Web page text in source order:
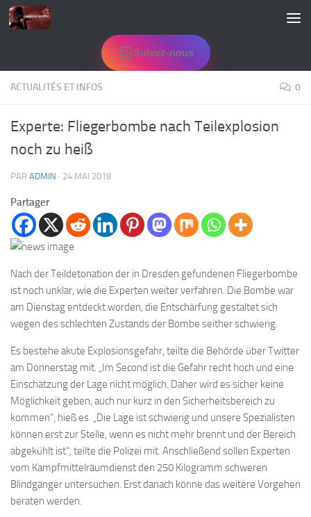
Skip to content
Suivez-nous
ACTUALITÉS ET INFOS 0
Experte: Fliegerbombe nach Teilexplosion
noch zu heiß
PAR ADMIN · 24 MAI 2018
Partager
Nach der Teildetonation der in Dresden gefundenen Fliegerbombe
ist noch unklar, wie die Experten weiter verfahren. Die Bombe war
am Dienstag entdeckt worden, die Entschärfung gestaltet sich
wegen des schlechten Zustands der Bombe seither schwierig.
Es bestehe akute Explosionsgefahr, teilte die Behörde über Twitter
am Donnerstag mit. „Im Second ist die Gefahr recht hoch und eine
Einschätzung der Lage nicht möglich. Daher wird es sicher keine
Möglichkeit geben, auch nur kurz in den Sicherheitsbereich zu
kommen“, hieß es. „Die Lage ist schwierig und unsere Spezialisten
können erst zur Stelle, wenn es nicht mehr brennt und der Bereich
abgekühlt ist“, teilte die Polizei mit. Anschließend sollen Experten
vom Kampfmittelräumdienst den 250 Kilogramm schweren
Blindgänger untersuchen. Erst danach könne das weitere Vorgehen
beraten werden.